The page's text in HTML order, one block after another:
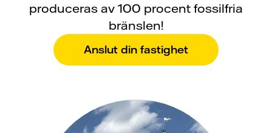
produceras av 100 procent fossilfria
bränslen!
Anslut din fastighet